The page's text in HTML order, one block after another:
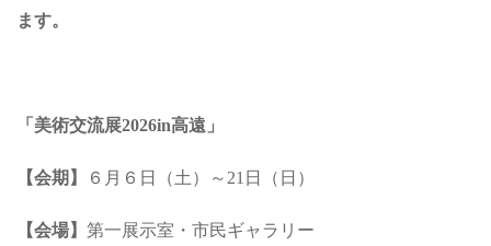
ます。
「美術交流展2026in高遠」
【会期】 ６月６日（土）～21日（日）
【会場】 第一展示室・市民ギャラリー